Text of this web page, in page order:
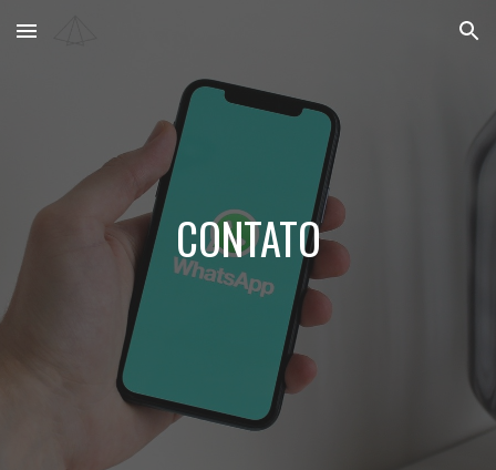
Skip to main content Skip to navigation
CONTATO